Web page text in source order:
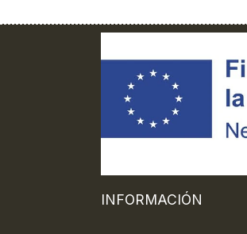
INFORMACIÓN